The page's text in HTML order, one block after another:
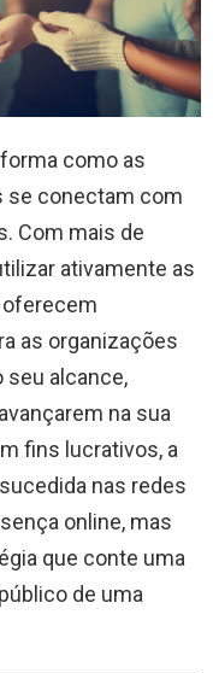
como as
se conectam com
Com mais de
ativamente as
as organizações
alcance,
na sua
fins lucrativos, a
nas redes
online, mas
que conte uma
de uma